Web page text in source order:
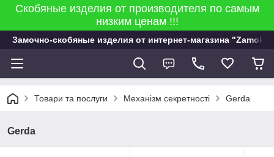
Скобяные изделия от производителя по самым
низким ценам !!!
Замочно-скобяные изделия от интернет-магазина "Zamok
Товари та послуги Механізм секретності Gerda
Gerda